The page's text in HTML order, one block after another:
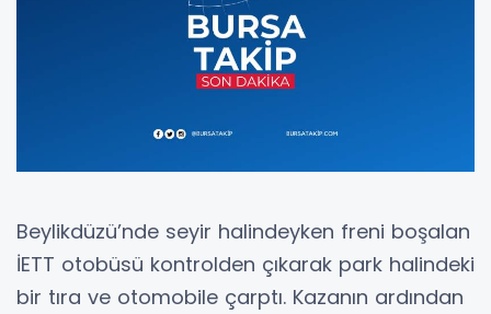
Beylikdüzü’nde seyir halindeyken freni boşalan
İETT otobüsü kontrolden çıkarak park halindeki
bir tıra ve otomobile çarptı. Kazanın ardından